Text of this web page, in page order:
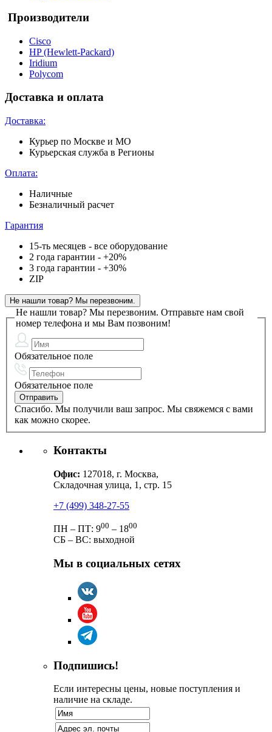
Производители
Cisco
HP (Hewlett-Packard)
Iridium
Polycom
Доставка и оплата
Доставка:
Курьер по Москве и МО
Курьерская служба в Регионы
Оплата:
Наличные
Безналичный расчет
Гарантия
15-ть месяцев - все оборудование
2 года гарантии - +20%
3 года гарантии - +30%
ZIP
Не нашли товар? Мы перезвоним.
Не нашли товар? Мы перезвоним. Отправьте нам свой
номер телефона и мы Вам позвоним!
Обязательное поле
Обязательное поле
Спасибо. Мы получили ваш запрос. Мы свяжемся с вами
как можно скорее.
Контакты
Офис: 127018, г. Москва,
Складочная улица, 1, стр. 15
+7 (499) 348-27-55
ПН – ПТ: 900 – 1800
СБ – ВС: выходной
Мы в социальных сетях
Подпишись!
Если интересны цены, новые поступления и
наличие на складе.